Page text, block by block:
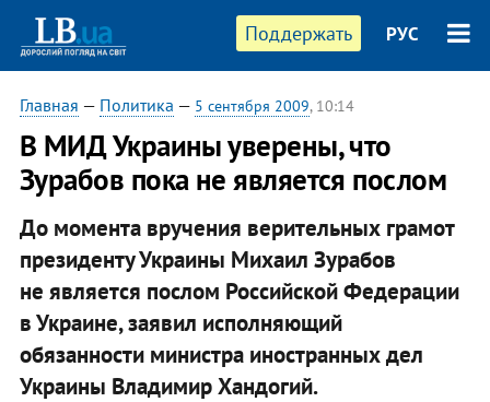
Поддержать РУС
Главная — Политика — 5 сентября 2009, 10:14
В МИД Украины уверены, что
Зурабов пока не является послом
До момента вручения верительных грамот
президенту Украины Михаил Зурабов
не является послом Российской Федерации
в Украине, заявил исполняющий
обязанности министра иностранных дел
Украины Владимир Хандогий.